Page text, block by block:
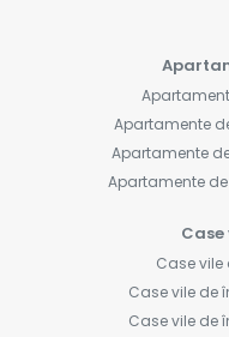
Apartamente
Apartamente
Apartamente
Case vile
Case vile de
Case vile de